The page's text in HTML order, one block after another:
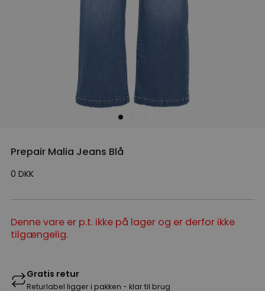
Prepair Malia Jeans Blå
0 DKK
Denne vare er p.t. ikke på lager og er derfor ikke
tilgængelig.
Gratis retur
Returlabel ligger i pakken - klar til brug